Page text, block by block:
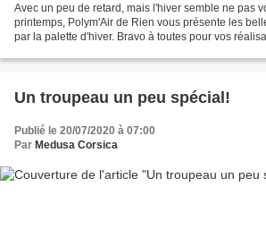
Avec un peu de retard, mais l'hiver semble ne pas
printemps, Polym'Air de Rien vous présente les
par la palette d'hiver. Bravo à toutes pour vos
Un troupeau un peu spécial!
Publié le 20/07/2020 à 07:00
Par Medusa Corsica